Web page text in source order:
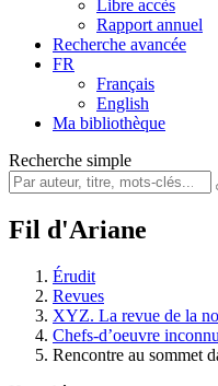
Libre accès
Rapport annuel
Recherche avancée
FR
Français
English
Ma bibliothèque
Recherche simple
Fil d'Ariane
Érudit
Revues
XYZ. La revue de la
Chefs-d’oeuvre
Rencontre au sommet